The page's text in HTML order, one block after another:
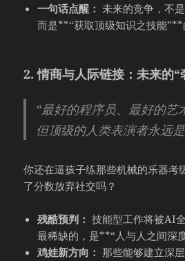
一句话点醒： 未来的竞争，不
而是**“获取顶级知识之技能”**
2. 情商与人际链接：未来的“
“最好的程序员、最好的艺
但顶级的人类表演者永远
你还在逼孩子练那些机械的乐器考
了分数放弃社交吗？
残酷预判： 技能型工作将被AI
最稀缺的，是**“人与人之间深
鸡娃新方向： 那些能够建立深